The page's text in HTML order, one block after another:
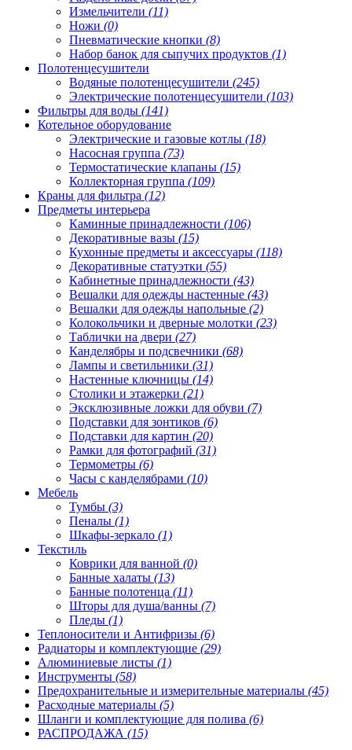
Измельчители (11)
Ножи (0)
Пневматические кнопки (8)
Набор банок для сыпучих продуктов (1)
Полотенцесушители
Водяные полотенцесушители (245)
Электрические полотенцесушители (103)
Фильтры для воды (141)
Котельное оборудование
Электрические и газовые котлы (18)
Насосная группа (73)
Термостатические клапаны (15)
Коллекторная группа (109)
Краны для фильтра (12)
Предметы интерьера
Каминные принадлежности (106)
Декоративные вазы (15)
Кухонные предметы и аксессуары (118)
Декоративные статуэтки (55)
Кабинетные принадлежности (43)
Вешалки для одежды настенные (43)
Вешалки для одежды напольные (2)
Колокольчики и дверные молотки (23)
Таблички на двери (27)
Канделябры и подсвечники (68)
Лампы и светильники (31)
Настенные ключницы (14)
Столики и этажерки (21)
Эксклюзивные ложки для обуви (7)
Подставки для зонтиков (6)
Подставки для картин (20)
Рамки для фотографий (31)
Термометры (6)
Часы с канделябрами (10)
Мебель
Тумбы (3)
Пеналы (1)
Шкафы-зеркало (1)
Текстиль
Коврики для ванной (0)
Банные халаты (13)
Банные полотенца (11)
Шторы для душа/ванны (7)
Пледы (1)
Теплоносители и Антифризы (6)
Радиаторы и комплектующие (29)
Алюминиевые листы (1)
Инструменты (58)
Предохранительные и измерительные материалы (45)
Расходные материалы (5)
Шланги и комплектующие для полива (6)
РАСПРОДАЖА (15)